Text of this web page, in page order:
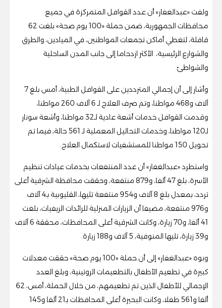
ولفت «عبدالغفار» أن عدد القوافل المتمركزة في جميع
محافظات الجمهورية، ضمن حملة «100 يوم صحة» بلغت 62
قافلة، لتغطي أماكن تجمعات المواطنين، في الميادين، والطرق
والشوارع الرئيسية، الأكثر ازدحاما إلى جانب المدن الساحلية
والشواطئ.
وأشار إلى أن إجمالي المترددين على القوافل الطبية، أمس بلغ 7
آلاف و468 مواطنا، وتم صرف العلاج لـ 6 آلاف 260 مواطنا،
وقدمت القوافل خدمات أشعة عادية لـ32 مواطنا، وأشعة سونار
لـ120 مواطنا، وخدمات التحاليل المعملية لـ 561 حالة، فيما تم
تحويل 150 مواطنا للمستشفيات لاستكمال العلاج.
واستطرد «عبدالغفار» أن عدد المنتفعات بخدمات عيادات تنظيم
الأسرة، بلغ 47 ألفا، و879 منتفعة، وحققت محافظة الشرقية أعلى
تردد، بمعدل بلغ 8 آلاف و954 منتفعة تليها، القليوبية بـ4 آلاف
و976 منتفعة، مضيفا أن الزيارات المنزلية للرائدات الريفيات، بلغت
41 ألفا، و70 زيارة، وكانت الشرقية أعلى المحافظات، محققة 6 آلاف
و39 زيارة، تليها المنوفية، 5 آلاف و188 زيارة.
ونوه «عبدالغفار» إلى أن حملة «100 يوم صحة» حققت معدلات
كبيرة في تطعيم الأطفال بالتطعيمات الروتينية، وبلغ العدد
الإجمالي للأطفال الذين تم تطعيمهم، من خلال الحملة، أمس، 62
ألفا و561 طفلا، وكانت البحيرة أعلى المحافظات بـ21 ألفا و145